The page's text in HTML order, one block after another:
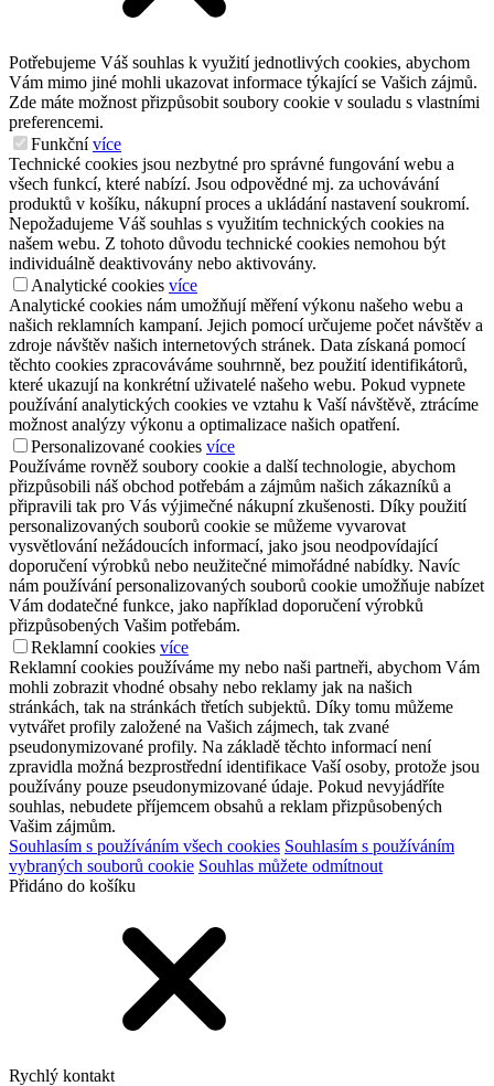
Potřebujeme Váš souhlas k využití jednotlivých cookies, abychom
Vám mimo jiné mohli ukazovat informace týkající se Vašich zájmů.
Zde máte možnost přizpůsobit soubory cookie v souladu s vlastními
preferencemi.
Funkční více
Technické cookies jsou nezbytné pro správné fungování webu a
všech funkcí, které nabízí. Jsou odpovědné mj. za uchovávání
produktů v košíku, nákupní proces a ukládání nastavení soukromí.
Nepožadujeme Váš souhlas s využitím technických cookies na
našem webu. Z tohoto důvodu technické cookies nemohou být
individuálně deaktivovány nebo aktivovány.
Analytické cookies více
Analytické cookies nám umožňují měření výkonu našeho webu a
našich reklamních kampaní. Jejich pomocí určujeme počet návštěv a
zdroje návštěv našich internetových stránek. Data získaná pomocí
těchto cookies zpracováváme souhrnně, bez použití identifikátorů,
které ukazují na konkrétní uživatelé našeho webu. Pokud vypnete
používání analytických cookies ve vztahu k Vaší návštěvě, ztrácíme
možnost analýzy výkonu a optimalizace našich opatření.
Personalizované cookies více
Používáme rovněž soubory cookie a další technologie, abychom
přizpůsobili náš obchod potřebám a zájmům našich zákazníků a
připravili tak pro Vás výjimečné nákupní zkušenosti. Díky použití
personalizovaných souborů cookie se můžeme vyvarovat
vysvětlování nežádoucích informací, jako jsou neodpovídající
doporučení výrobků nebo neužitečné mimořádné nabídky. Navíc
nám používání personalizovaných souborů cookie umožňuje nabízet
Vám dodatečné funkce, jako například doporučení výrobků
přizpůsobených Vašim potřebám.
Reklamní cookies více
Reklamní cookies používáme my nebo naši partneři, abychom Vám
mohli zobrazit vhodné obsahy nebo reklamy jak na našich
stránkách, tak na stránkách třetích subjektů. Díky tomu můžeme
vytvářet profily založené na Vašich zájmech, tak zvané
pseudonymizované profily. Na základě těchto informací není
zpravidla možná bezprostřední identifikace Vaší osoby, protože jsou
používány pouze pseudonymizované údaje. Pokud nevyjádříte
souhlas, nebudete příjemcem obsahů a reklam přizpůsobených
Vašim zájmům.
Souhlasím s používáním všech cookies Souhlasím s používáním
vybraných souborů cookie Souhlas můžete odmítnout
Přidáno do košíku
Rychlý kontakt